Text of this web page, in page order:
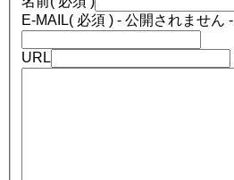
E-MAIL( 必須 ) - 公開されません -
URL